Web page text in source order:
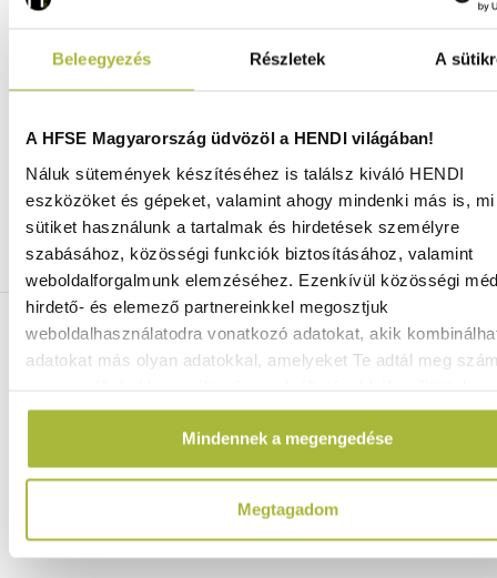
Beleegyezés Részletek A
A HFSE Magyarország üdvözöl a HENDI világában!
Náluk sütemények készítéséhez is találsz kiváló HENDI
eszközöket és gépeket, valamint ahogy mindenki más is,
sütiket használunk a tartalmak és hirdetések személyre
szabásához, közösségi funkciók biztosításához, valamint
weboldalforgalmunk elemzéséhez. Ezenkívül közösségi
hirdető- és elemező partnereinkkel megosztjuk
weboldalhasználatodra vonatkozó adatokat, akik
adatokat más olyan adatokkal, amelyeket Te adtál meg
Mindennek a megengedése
Megtagadom
Ingyenes szállítás 25 000 Ft felett
Szállítás akár 1 munkanapon belül
Mindig a legkedvezőbb HENDI árak
Több mint 2000 termék raktáron
ELÉRHETŐSÉGEINK
info@hfse.hu